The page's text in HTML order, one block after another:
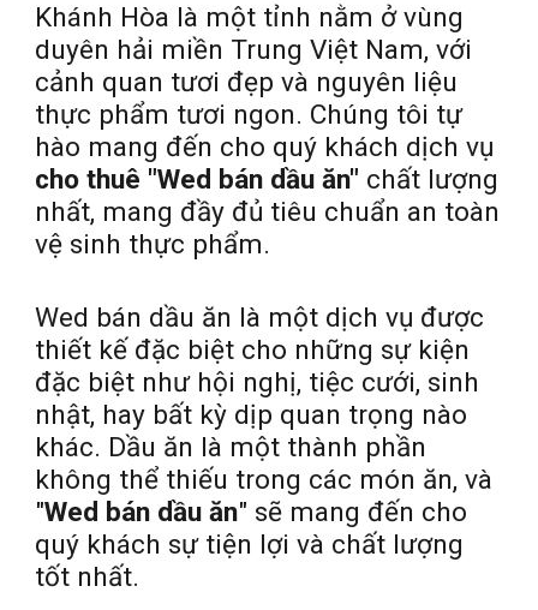
Khánh Hòa là một tỉnh nằm ở vùng
duyên hải miền Trung Việt Nam, với
cảnh quan tươi đẹp và nguyên liệu
thực phẩm tươi ngon. Chúng tôi tự
hào mang đến cho quý khách dịch vụ
cho thuê "Wed bán dầu ăn" chất lượng
nhất, mang đầy đủ tiêu chuẩn an toàn
vệ sinh thực phẩm.
Wed bán dầu ăn là một dịch vụ được
thiết kế đặc biệt cho những sự kiện
đặc biệt như hội nghị, tiệc cưới, sinh
nhật, hay bất kỳ dịp quan trọng nào
khác. Dầu ăn là một thành phần
không thể thiếu trong các món ăn, và
"Wed bán dầu ăn" sẽ mang đến cho
quý khách sự tiện lợi và chất lượng
tốt nhất.